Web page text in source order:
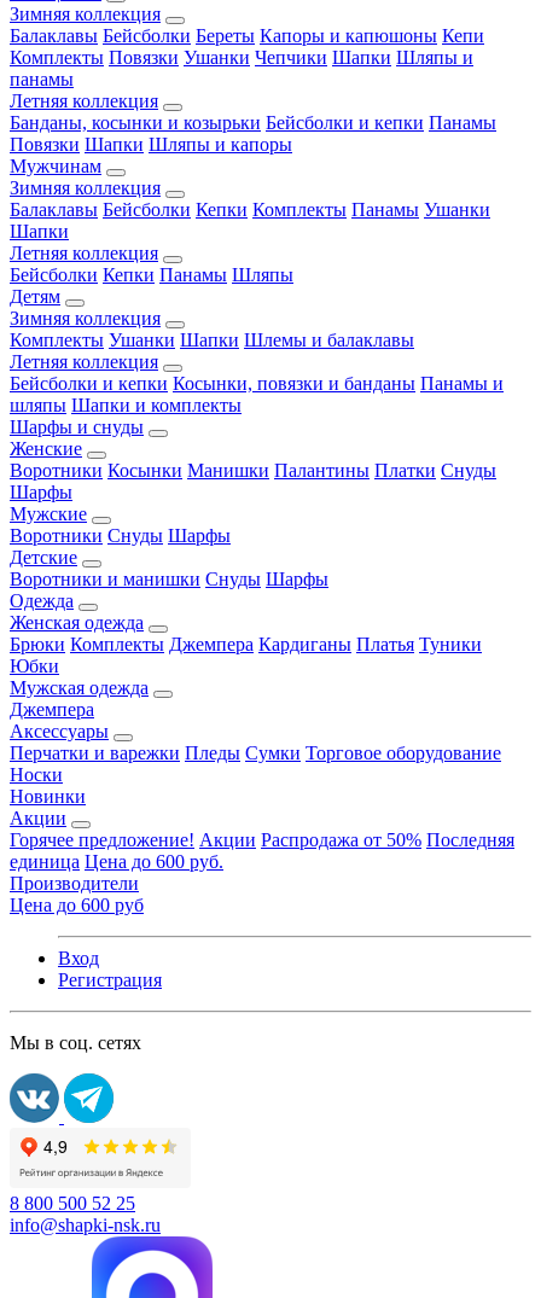
Зимняя коллекция
Балаклавы Бейсболки Береты Капоры и капюшоны Кепи
Комплекты Повязки Ушанки Чепчики Шапки Шляпы и
панамы
Летняя коллекция
Банданы, косынки и козырьки Бейсболки и кепки Панамы
Повязки Шапки Шляпы и капоры
Мужчинам
Зимняя коллекция
Балаклавы Бейсболки Кепки Комплекты Панамы Ушанки
Шапки
Летняя коллекция
Бейсболки Кепки Панамы Шляпы
Детям
Зимняя коллекция
Комплекты Ушанки Шапки Шлемы и балаклавы
Летняя коллекция
Бейсболки и кепки Косынки, повязки и банданы Панамы и
шляпы Шапки и комплекты
Шарфы и снуды
Женские
Воротники Косынки Манишки Палантины Платки Снуды
Шарфы
Мужские
Воротники Снуды Шарфы
Детские
Воротники и манишки Снуды Шарфы
Одежда
Женская одежда
Брюки Комплекты Джемпера Кардиганы Платья Туники
Юбки
Мужская одежда
Джемпера
Аксессуары
Перчатки и варежки Пледы Сумки Торговое оборудование
Носки
Новинки
Акции
Горячее предложение! Акции Распродажа от 50% Последняя
единица Цена до 600 руб.
Производители
Цена до 600 руб
Вход
Регистрация
Мы в соц. сетях
8 800 500 52 25
info@shapki-nsk.ru